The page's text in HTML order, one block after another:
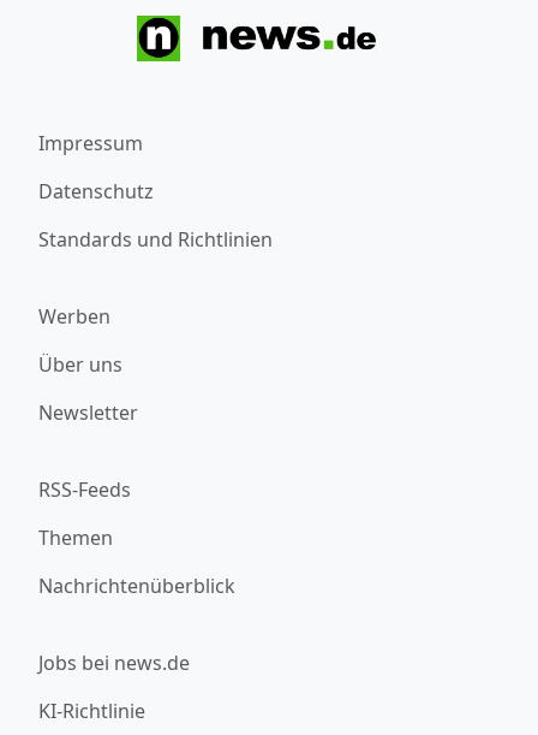
Impressum
Datenschutz
Standards und Richtlinien
Werben
Über uns
Newsletter
RSS-Feeds
Themen
Nachrichtenüberblick
Jobs bei news.de
KI-Richtlinie